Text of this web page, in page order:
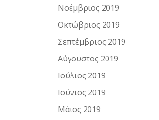
Νοέμβριος 2019
Οκτώβριος 2019
Σεπτέμβριος 2019
Αύγουστος 2019
Ιούλιος 2019
Ιούνιος 2019
Μάιος 2019